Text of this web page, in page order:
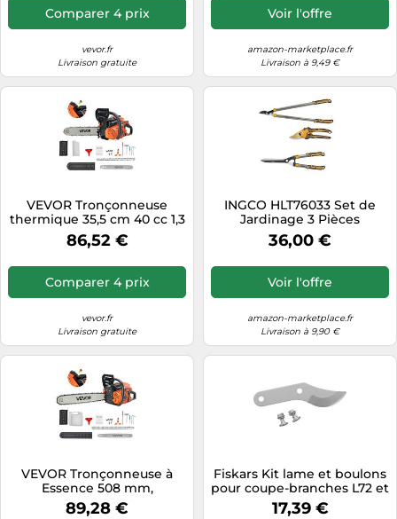
Comparer 4 prix
vevor.fr
Livraison gratuite
Voir l'offre
amazon-marketplace.fr
Livraison à 9,49 €
VEVOR Tronçonneuse
thermique 35,5 cm 40 cc 1,3
kW pour coupe de bois et
défrichement
86,52 €
Comparer 4 prix
vevor.fr
Livraison gratuite
INGCO HLT76033 Set de
Jardinage 3 Pièces
Professionnel | Sécateur,
Cisaille à Haie et Coupe-
36,00 €
Voir l'offre
amazon-marketplace.fr
Livraison à 9,90 €
VEVOR Tronçonneuse à
Essence 508 mm,
Tronçonneuse Thermique
89,28 €
Fiskars Kit lame et boulons
pour coupe-branches L72 et
L76
17,39 €